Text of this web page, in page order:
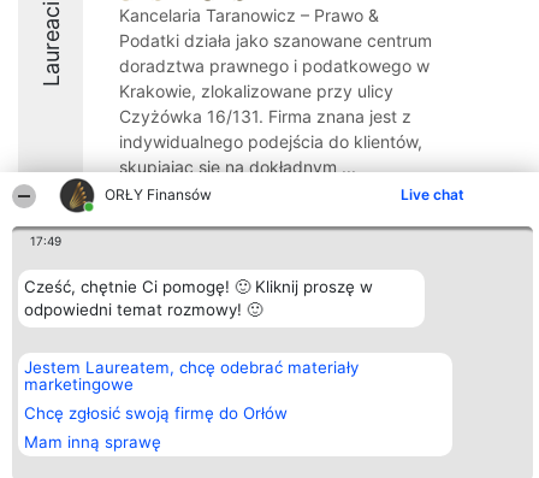
ORŁY Finansów Live chat
17:49
Cześć, chętnie Ci pomogę! 🙂 Kliknij proszę w
odpowiedni temat rozmowy! 🙂
Jestem Laureatem, chcę odebrać materiały
marketingowe
Chcę zgłosić swoją firmę do Orłów
Mam inną sprawę
Laureaci
Kancelaria Taranowicz – Prawo &
Podatki działa jako szanowane centrum
doradztwa prawnego i podatkowego w
Krakowie, zlokalizowane przy ulicy
Czyżówka 16/131. Firma znana jest z
indywidualnego podejścia do klientów,
skupiając się na dokładnym ...
Organizator plebiscytu
Bright Side Solutions sp. z o.
o. sp. k.
ul. Ruska 22
Wrocław 50-079
KRS 0000749100 | Regon
381313360 | NIP 8943132676
+48 508 492 400
Plebiscyt
Laureaci
Lista
wszystkich
Laureatów
Regulamin
Polityka
Kontakt